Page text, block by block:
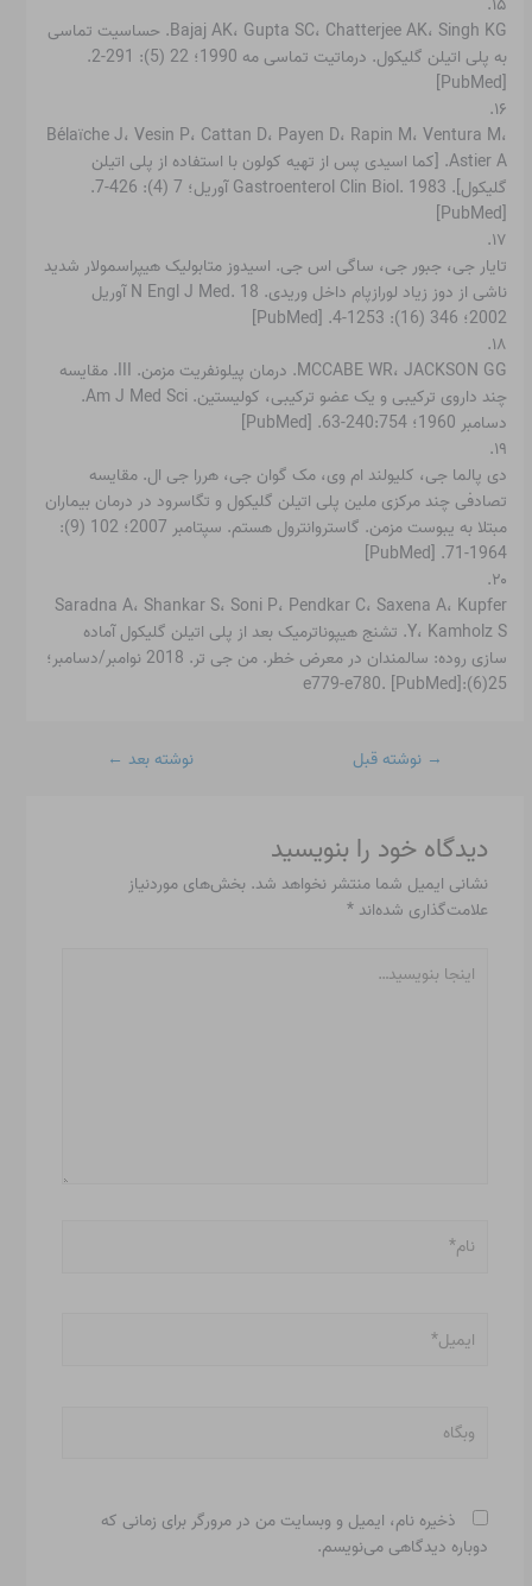
Bajaj AK، Gupta SC، Chatterjee AK، Singh KG. حساسیت تماسی
به پلی اتیلن گلیکول. درماتیت تماسی مه 1990؛ 22 (5): 291-2.
[PubMed]
۱۶.
Bélaïche J، Vesin P، Cattan D، Payen D، Rapin M، Ventura M،
Astier A. [کما اسیدی پس از تهیه کولون با استفاده از پلی اتیلن
گلیکول]. Gastroenterol Clin Biol. 1983 آوریل؛ 7 (4): 426-7.
[PubMed]
۱۷.
تایار جی، جبور جی، ساگی اس جی. اسیدوز متابولیک هیپراسمولار شدید
ناشی از دوز زیاد لورازپام داخل وریدی. N Engl J Med. 18 آوریل
2002؛ 346 (16): 1253-4. [PubMed]
۱۸.
MCCABE WR، JACKSON GG. درمان پیلونفریت مزمن. III. مقایسه
چند داروی ترکیبی و یک عضو ترکیبی، کولیستین. Am J Med Sci.
دسامبر 1960؛ 240:754-63. [PubMed]
۱۹.
دی پالما جی، کلیولند ام وی، مک گوان جی، هررا جی ال. مقایسه
تصادفی چند مرکزی ملین پلی اتیلن گلیکول و تگاسرود در درمان بیماران
مبتلا به یبوست مزمن. گاستروانترول هستم. سپتامبر 2007؛ 102 (9):
1964-71. [PubMed]
۲۰.
Saradna A، Shankar S، Soni P، Pendkar C، Saxena A، Kupfer
Y، Kamholz S. تشنج هیپوناترمیک بعد از پلی اتیلن گلیکول آماده
سازی روده: سالمندان در معرض خطر. من جی تر. 2018 نوامبر/دسامبر؛
25(6):e779-e780. [PubMed]
→ نوشته قبل نوشته بعد ←
دیدگاه‌ خود را بنویسید
نشانی ایمیل شما منتشر نخواهد شد. بخش‌های موردنیاز
علامت‌گذاری شده‌اند *
بنویسید…
وبگاه
ذخیره نام، ایمیل و وبسایت من در مرورگر برای زمانی که
دوباره دیدگاهی می‌نویسم.